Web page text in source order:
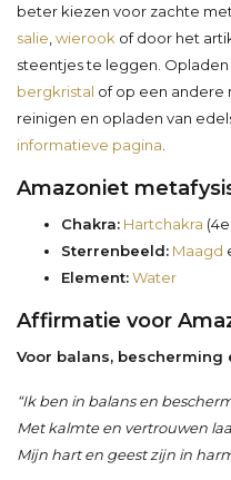
beter kiezen voor zachte
salie wierook of door het
steentjes te leggen.
bergkristal of op een andere
reinigen en opladen van
informatieve pagina
Amazoniet
Chakra: Hartchakra
Sterrenbeeld: Maagd
Element:Water
Affirmatie voor
Voor balans,
“Ik ben in balans en
Met kalmte en vertrouwen
Mijn hart en geest zijn in